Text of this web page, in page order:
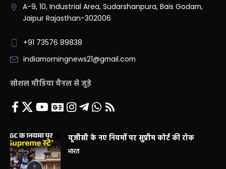
A-9, 10, Industrial Area, Sudarshanpura, Bais Godam,
Jaipur Rajasthan-302006
+91 73576 89838
indiamorningnews21@gmail.com
सोशल मीडिया चैनल से जुड़े
यूजीसी के नए नियमों पर सुप्रीम कोर्ट की रोक
भारत